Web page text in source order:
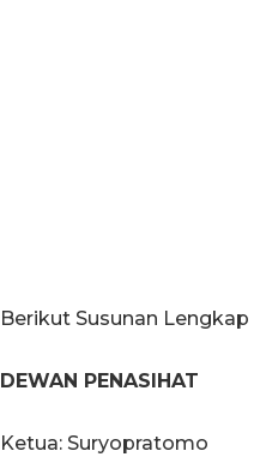
Berikut Susunan
DEWAN PENASIHAT
Ketua: Suryopratomo